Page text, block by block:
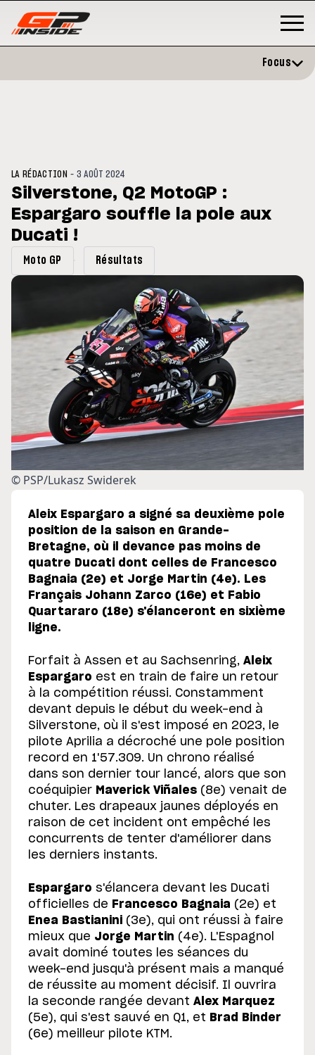
: Horaires et
du GP de Grande-
MOTO GP
Focus
LA RÉDACTION -3 AOÛT 2024
Silverstone, Q2 MotoGP :
Espargaro souffle la pole aux
Ducati !
Moto GP Résultats
© PSP/Lukasz Swiderek
Aleix Espargaro a signé sa deuxième pole
position de la saison en Grande-
Bretagne, où il devance pas moins de
quatre Ducati dont celles de Francesco
Bagnaia (2e) et Jorge Martin (4e). Les
Français Johann Zarco (16e) et Fabio
Quartararo (18e) s'élanceront en sixième
ligne.
Forfait à Assen et au Sachsenring, Aleix
Espargaro est en train de faire un retour
à la compétition réussi. Constamment
devant depuis le début du week-end à
Silverstone, où il s'est imposé en 2023, le
pilote Aprilia a décroché une pole position
record en 1'57.309. Un chrono réalisé
dans son dernier tour lancé, alors que son
coéquipier Maverick Viñales (8e) venait de
chuter. Les drapeaux jaunes déployés en
raison de cet incident ont empêché les
concurrents de tenter d'améliorer dans
les derniers instants.
Espargaro s'élancera devant les Ducati
officielles de Francesco Bagnaia (2e) et
Enea Bastianini (3e), qui ont réussi à faire
mieux que Jorge Martin (4e). L'Espagnol
avait dominé toutes les séances du
week-end jusqu'à présent mais a manqué
de réussite au moment décisif. Il ouvrira
la seconde rangée devant Alex Marquez
(5e), qui s'est sauvé en Q1, et Brad Binder
(6e) meilleur pilote KTM.